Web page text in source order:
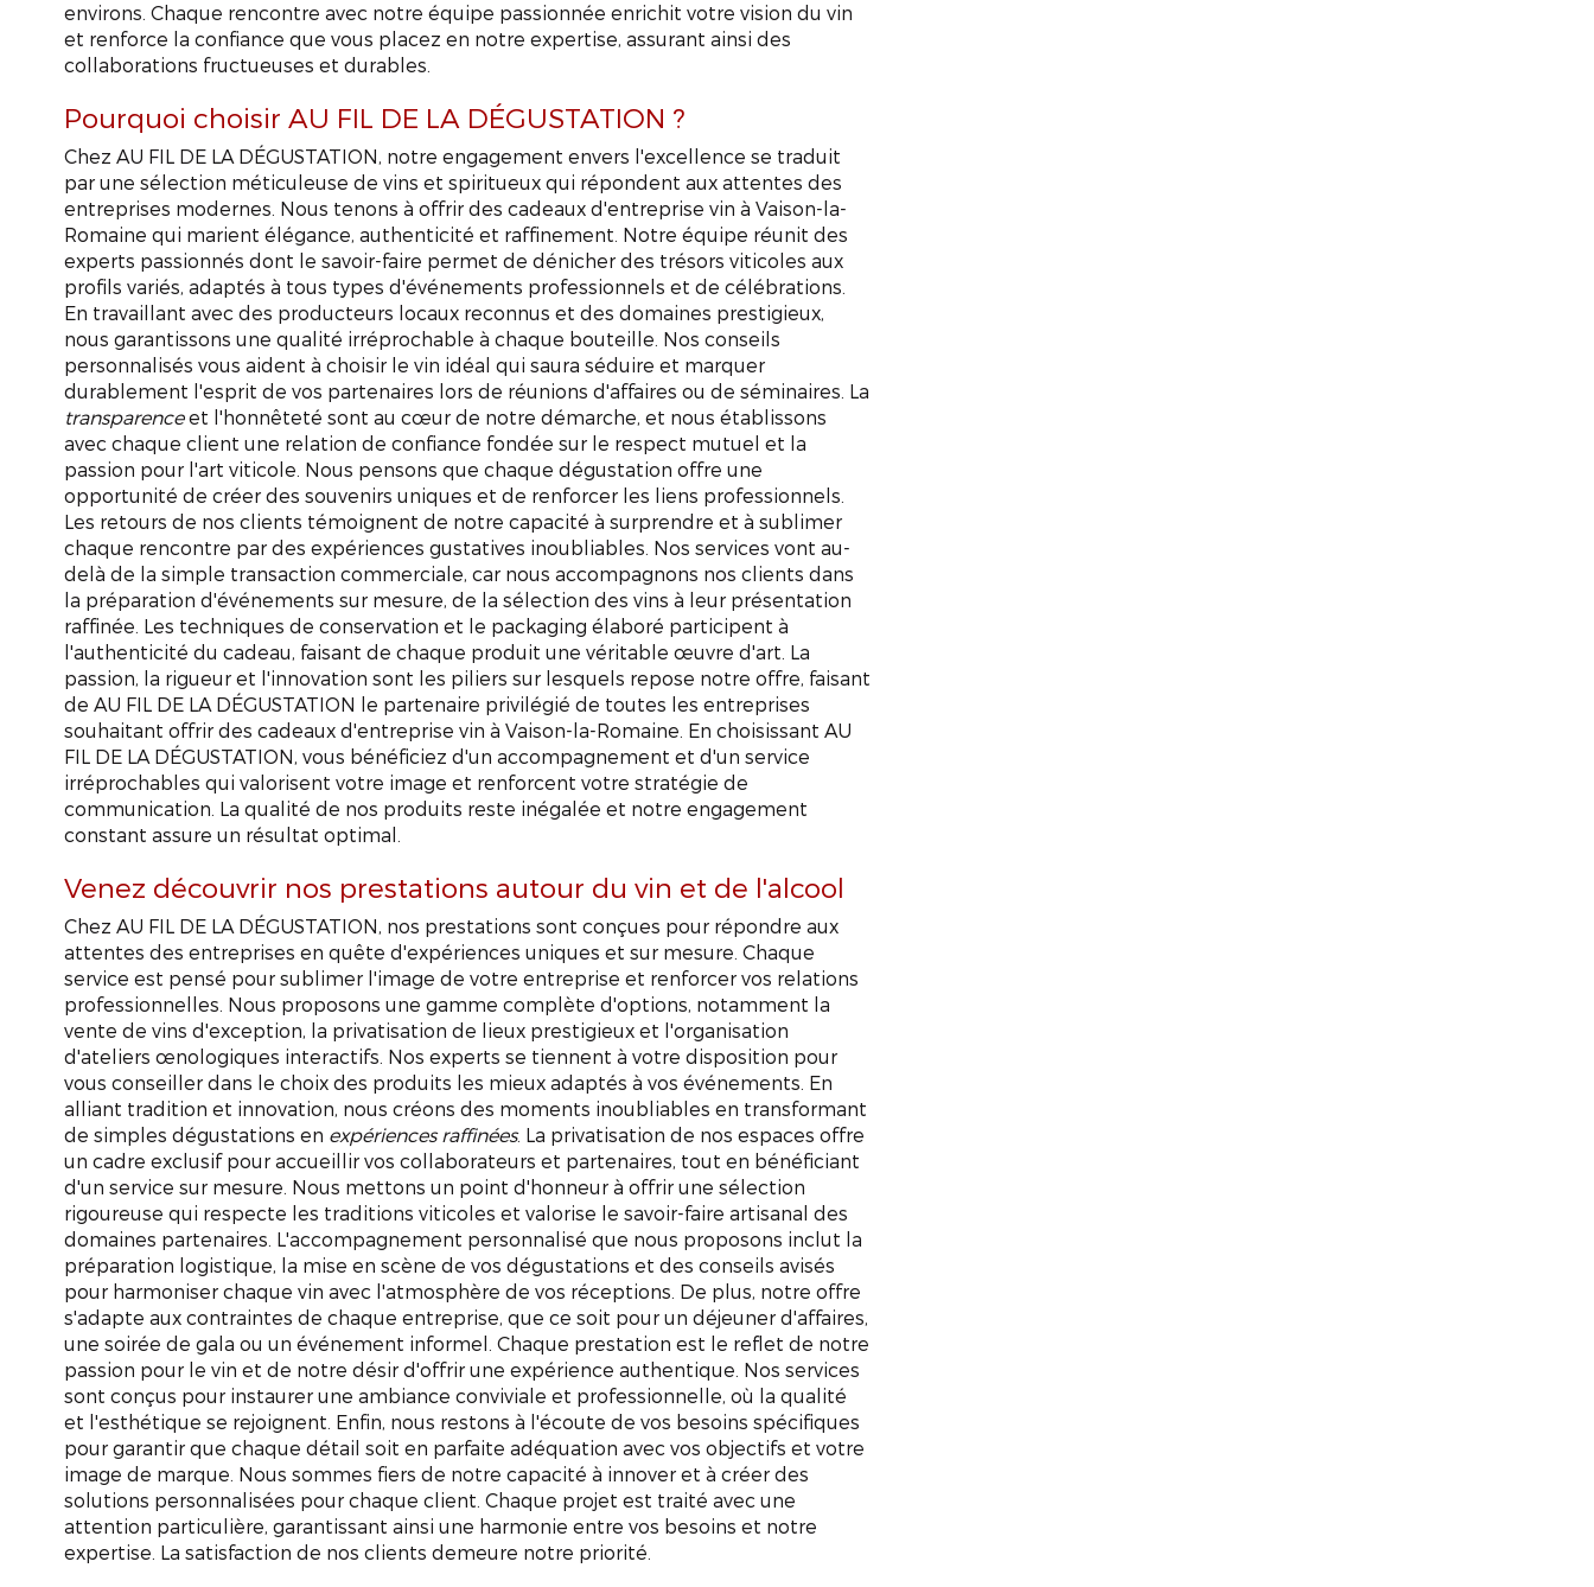
Cadeaux d'entreprise vin à Vaison la
Romaine
APPELEZ-NOUS !
environs. Chaque rencontre avec notre équipe passionnée enrichit votre vision du vin
et renforce la confiance que vous placez en notre expertise, assurant ainsi des
collaborations fructueuses et durables.
Pourquoi choisir AU FIL DE LA DÉGUSTATION ?
Chez AU FIL DE LA DÉGUSTATION, notre engagement envers l'excellence se traduit
par une sélection méticuleuse de vins et spiritueux qui répondent aux attentes des
entreprises modernes. Nous tenons à offrir des cadeaux d'entreprise vin à Vaison-la-
Romaine qui marient élégance, authenticité et raffinement. Notre équipe réunit des
experts passionnés dont le savoir-faire permet de dénicher des trésors viticoles aux
profils variés, adaptés à tous types d'événements professionnels et de célébrations.
En travaillant avec des producteurs locaux reconnus et des domaines prestigieux,
nous garantissons une qualité irréprochable à chaque bouteille. Nos conseils
personnalisés vous aident à choisir le vin idéal qui saura séduire et marquer
durablement l'esprit de vos partenaires lors de réunions d'affaires ou de séminaires. La
transparenceet l'honnêteté sont au cœur de notre démarche, et nous établissons
avec chaque client une relation de confiance fondée sur le respect mutuel et la
passion pour l'art viticole. Nous pensons que chaque dégustation offre une
opportunité de créer des souvenirs uniques et de renforcer les liens professionnels.
Les retours de nos clients témoignent de notre capacité à surprendre et à sublimer
chaque rencontre par des expériences gustatives inoubliables. Nos services vont au-
delà de la simple transaction commerciale, car nous accompagnons nos clients dans
la préparation d'événements sur mesure, de la sélection des vins à leur présentation
raffinée. Les techniques de conservation et le packaging élaboré participent à
l'authenticité du cadeau, faisant de chaque produit une véritable œuvre d'art. La
passion, la rigueur et l'innovation sont les piliers sur lesquels repose notre offre, faisant
de AU FIL DE LA DÉGUSTATION le partenaire privilégié de toutes les entreprises
souhaitant offrir des cadeaux d'entreprise vin à Vaison-la-Romaine. En choisissant AU
FIL DE LA DÉGUSTATION, vous bénéficiez d'un accompagnement et d'un service
irréprochables qui valorisent votre image et renforcent votre stratégie de
communication. La qualité de nos produits reste inégalée et notre engagement
constant assure un résultat optimal.
Venez découvrir nos prestations autour du vin et de l'alcool
Chez AU FIL DE LA DÉGUSTATION, nos prestations sont conçues pour répondre aux
attentes des entreprises en quête d'expériences uniques et sur mesure. Chaque
service est pensé pour sublimer l'image de votre entreprise et renforcer vos relations
professionnelles. Nous proposons une gamme complète d'options, notamment la
vente de vins d'exception, la privatisation de lieux prestigieux et l'organisation
d'ateliers œnologiques interactifs. Nos experts se tiennent à votre disposition pour
vous conseiller dans le choix des produits les mieux adaptés à vos événements. En
alliant tradition et innovation, nous créons des moments inoubliables en transformant
de simples dégustations en expériences raffinées. La privatisation de nos espaces offre
un cadre exclusif pour accueillir vos collaborateurs et partenaires, tout en bénéficiant
d'un service sur mesure. Nous mettons un point d'honneur à offrir une sélection
rigoureuse qui respecte les traditions viticoles et valorise le savoir-faire artisanal des
domaines partenaires. L'accompagnement personnalisé que nous proposons inclut la
préparation logistique, la mise en scène de vos dégustations et des conseils avisés
pour harmoniser chaque vin avec l'atmosphère de vos réceptions. De plus, notre offre
s'adapte aux contraintes de chaque entreprise, que ce soit pour un déjeuner d'affaires,
une soirée de gala ou un événement informel. Chaque prestation est le reflet de notre
passion pour le vin et de notre désir d'offrir une expérience authentique. Nos services
sont conçus pour instaurer une ambiance conviviale et professionnelle, où la qualité
et l'esthétique se rejoignent. Enfin, nous restons à l'écoute de vos besoins spécifiques
pour garantir que chaque détail soit en parfaite adéquation avec vos objectifs et votre
image de marque. Nous sommes fiers de notre capacité à innover et à créer des
solutions personnalisées pour chaque client. Chaque projet est traité avec une
attention particulière, garantissant ainsi une harmonie entre vos besoins et notre
expertise. La satisfaction de nos clients demeure notre priorité.